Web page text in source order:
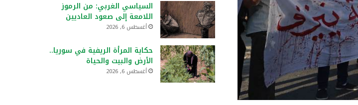
السياسي الغربي: من الرموز
اللامعة إلى صعود العاديين
أغسطس 6, 2026
حكاية المرأة الريفية في سوريا..
الأرض والبيت والحياة
أغسطس 6, 2026